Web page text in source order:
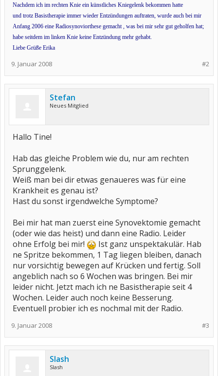
Nachdem ich im rechten Knie ein künstliches Kniegelenk bekommen hatte
und trotz Basistherapie immer wieder Entzündungen auftraten, wurde auch bei mir
Anfang 2006 eine Radiosynoviorthese gemacht , was bei mir sehr gut geholfen hat;
habe seitdem im linken Knie keine Entzündung mehr gehabt.
Liebe Grüße Erika
#2
9. Januar 2008
Stefan
Neues Mitglied
Hallo Tine!
Hab das gleiche Problem wie du, nur am rechten
Sprunggelenk.
Weiß man bei dir etwas genaueres was für eine
Krankheit es genau ist?
Hast du sonst irgendwelche Symptome?
Bei mir hat man zuerst eine Synovektomie gemacht
(oder wie das heist) und dann eine Radio. Leider
ohne Erfolg bei mir!
Ist ganz unspektakulär. Hab
ne Spritze bekommen, 1 Tag liegen bleiben, danach
nur vorsichtig bewegen auf Krücken und fertig. Soll
angeblich nach so 6 Wochen was bringen. Bei mir
leider nicht. Jetzt mach ich ne Basistherapie seit 4
Wochen. Leider auch noch keine Besserung.
Eventuell probier ich es nochmal mit der Radio.
#3
9. Januar 2008
Slash
Slash